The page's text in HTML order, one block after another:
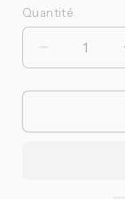
Quantité
Quantité
Réduire
la
quantité
SRAM